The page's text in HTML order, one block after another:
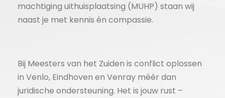
machtiging uithuisplaatsing (MUHP) staan wij
naast je met kennis én compassie.
Bij Meesters van het Zuiden is conflict oplossen
in Venlo, Eindhoven en Venray méér dan
juridische ondersteuning. Het is jouw rust –